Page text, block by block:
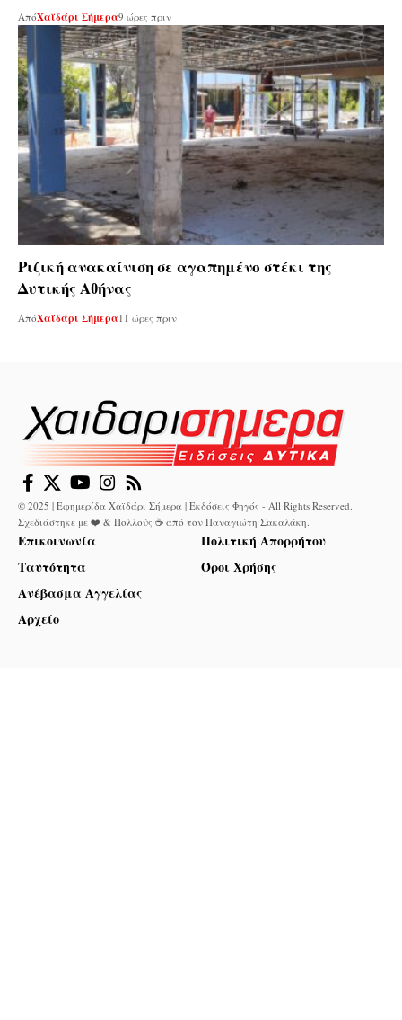
ΑπόΧαϊδάρι Σήμερα9 ώρες πριν
Ριζική ανακαίνιση σε αγαπημένο στέκι της
Δυτικής Αθήνας
ΑπόΧαϊδάρι Σήμερα11 ώρες πριν
© 2025 | Εφημερίδα Χαϊδάρι Σήμερα | Εκδόσεις Φηγός - All Rights Reserved.
Σχεδιάστηκε με ❤️ & Πολλούς ☕ από τον Παναγιώτη Σακαλάκη
Επικοινωνία
Ταυτότητα
Ανέβασμα Αγγελίας
Αρχείο
Πολιτική Απορρήτου
Όροι Χρήσης